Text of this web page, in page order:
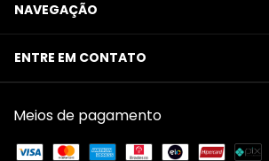
NAVEGAÇÃO
ENTRE EM CONTATO
Meios de pagamento